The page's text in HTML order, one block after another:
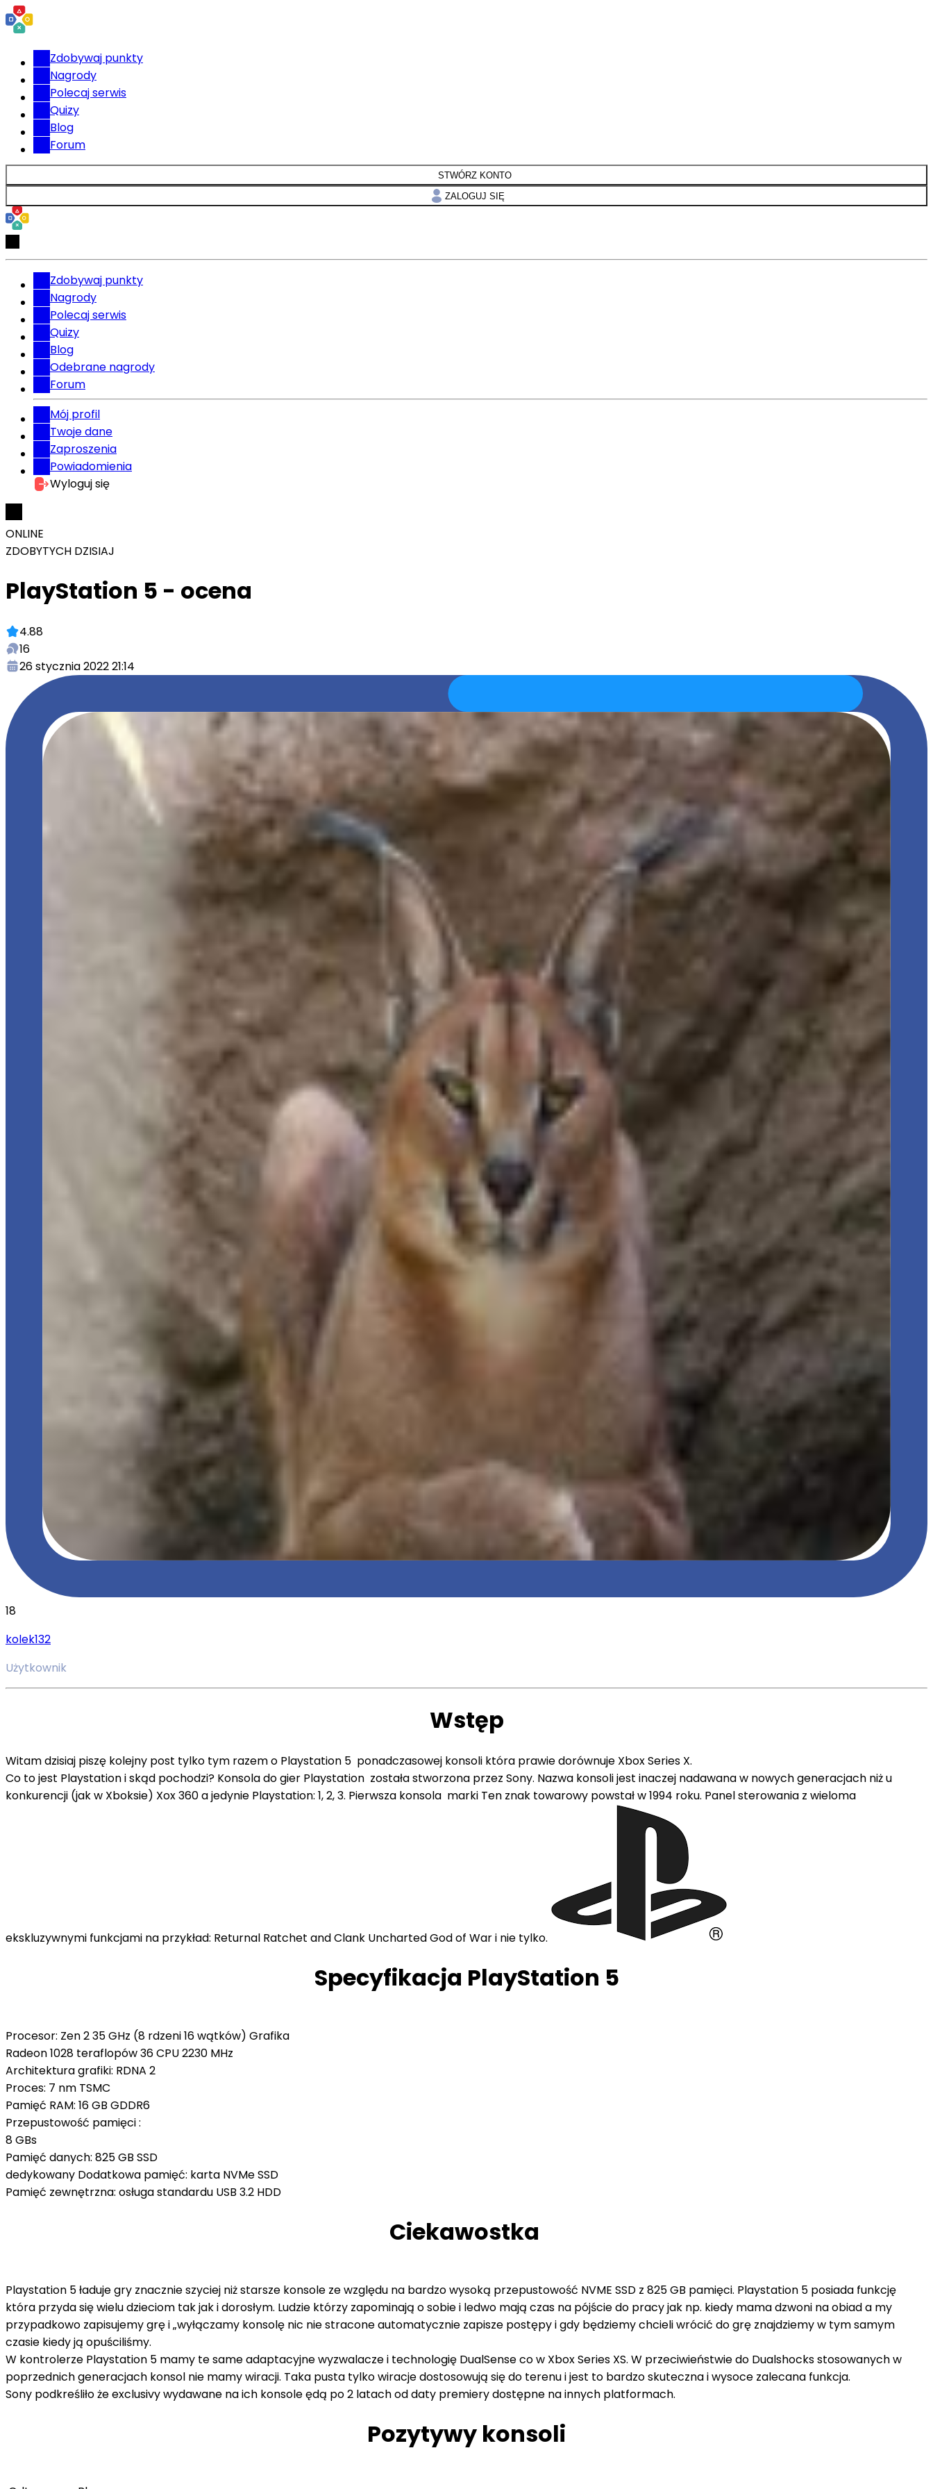
Zdobywaj punkty
Nagrody
Polecaj serwis
Quizy
Blog
Forum
STWÓRZ KONTO
ZALOGUJ SIĘ
Zdobywaj punkty
Nagrody
Polecaj serwis
Quizy
Blog
Odebrane nagrody
Forum
Mój profil
Twoje dane
Zaproszenia
Powiadomienia
Wyloguj się
ONLINE
ZDOBYTYCH DZISIAJ
PlayStation 5 - ocena
4.88
16
26 stycznia 2022 21:14
18
kolek132
Użytkownik
Wstęp
Witam dzisiaj piszę kolejny post tylko tym razem o Playstation 5 ponadczasowej konsoli która prawie dorównuje Xbox Series X.
Co to jest Playstation i skąd pochodzi? Konsola do gier Playstation została stworzona przez Sony. Nazwa konsoli jest inaczej nadawana w nowych generacjach niż u
konkurencji (jak w Xboksie) Xox 360 a jedynie Playstation: 1, 2, 3. Pierwsza konsola marki Ten znak towarowy powstał w 1994 roku. Panel sterowania z wieloma
ekskluzywnymi funkcjami na przykład: Returnal Ratchet and Clank Uncharted God of War i nie tylko.
Specyfikacja PlayStation 5
Procesor: Zen 2 35 GHz (8 rdzeni 16 wątków) Grafika
Radeon 1028 teraflopów 36 CPU 2230 MHz
Architektura grafiki: RDNA 2
Proces: 7 nm TSMC
Pamięć RAM: 16 GB GDDR6
Przepustowość pamięci :
8 GBs
Pamięć danych: 825 GB SSD
dedykowany Dodatkowa pamięć: karta NVMe SSD
Pamięć zewnętrzna: osługa standardu USB 3.2 HDD
Ciekawostka
Playstation 5 ładuje gry znacznie szyciej niż starsze konsole ze względu na bardzo wysoką przepustowość NVME SSD z 825 GB pamięci. Playstation 5 posiada funkcję
która przyda się wielu dzieciom tak jak i dorosłym. Ludzie którzy zapominają o sobie i ledwo mają czas na pójście do pracy jak np. kiedy mama dzwoni na obiad a my
przypadkowo zapisujemy grę i „wyłączamy konsolę nic nie stracone automatycznie zapisze postępy i gdy będziemy chcieli wrócić do grę znajdziemy w tym samym
czasie kiedy ją opuściliśmy.
W kontrolerze Playstation 5 mamy te same adaptacyjne wyzwalacze i technologię DualSense co w Xbox Series XS. W przeciwieństwie do Dualshocks stosowanych w
poprzednich generacjach konsol nie mamy wiracji. Taka pusta tylko wiracje dostosowują się do terenu i jest to bardzo skuteczna i wysoce zalecana funkcja.
Sony podkreśliło że exclusivy wydawane na ich konsole ędą po 2 latach od daty premiery dostępne na innych platformach.
Pozytywy konsoli